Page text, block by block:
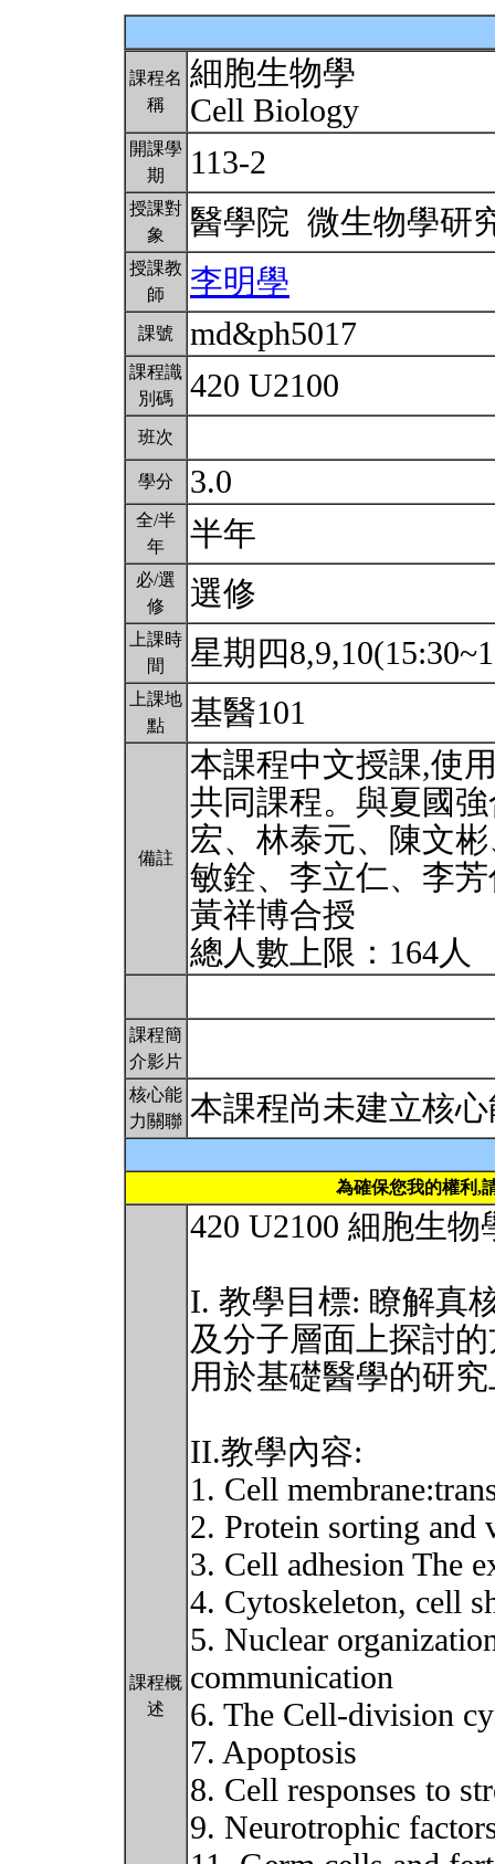
課程名
稱
細胞生物學
Cell Biology
開課學
期
113-2
授課對
象
醫學院 微生物學研
授課教
師
李明學
課號 md&ph5017
課程識
別碼
420 U2100
班次
學分 3.0
全/半
年
半年
必/選
修
選修
上課時
間
星期四
上課地
點
基醫101
備註
本課程中文授課,使
共同課程。與夏國
宏、林泰元、陳文
敏銓、李立仁、李
黃祥博合授
總人數上限：164人
課程簡
介影片
核心能
力關聯 本課程尚未建立核
為確保您我的權利,
課程概
述
420 U2100 細胞生物
I. 教學目標: 瞭解真
及分子層面上探討
用於基礎醫學的研
II.教學內容:
1. Cell
2. Protein sorting and
3. Cell adhesion The
4. Cytoskeleton, cell
5. Nuclear
communication
6. The Cell-division
7. Apoptosis
8. Cell responses to
9. Neurotrophic